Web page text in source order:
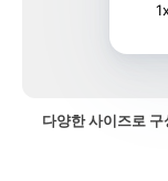
다양한 사이즈로